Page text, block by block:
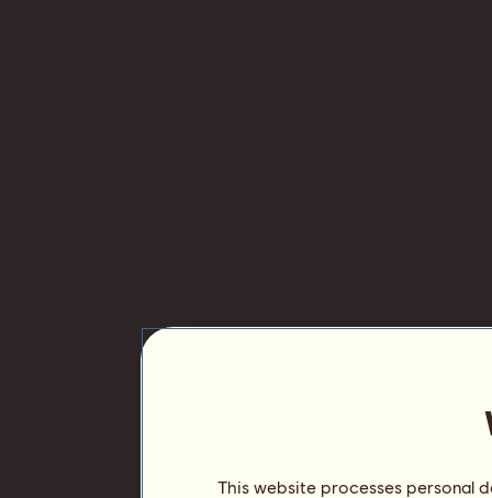
This website processes personal